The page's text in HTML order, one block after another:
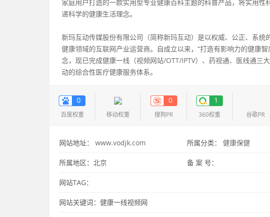
家庭用户打造的一款实用型专业健康百科主题的科普产品，将实用
递科学的健康生活理念。
新玛互动传媒股份有限公司（简称新玛互动）是以权威、公正、系
健康领域的互联网产业运营商。自成立以来，“打造有影响力的健康
念，现已完成健康一线（视频网站/OTT/IPTV）、药视通、医线通三
动的综合性医疗健康服务体系。
0
百度权重 移动权重
0
搜狗PR
1
360权重 谷歌PR
网站地址： www.vodjk.com 所属分类：健康保健
所属地区： 北京 备 案 号：
网站TAG：
网站关键词：健康一线视频网